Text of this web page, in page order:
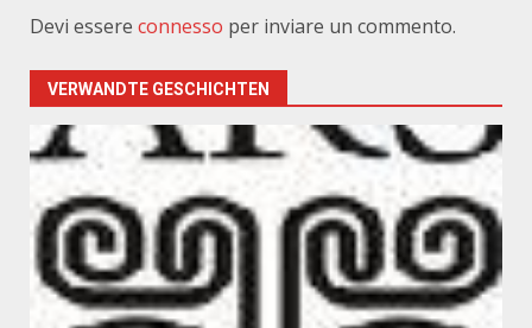
Devi essere connesso per inviare un commento.
VERWANDTE GESCHICHTEN